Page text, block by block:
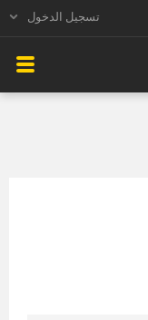
تسجيل الدخول